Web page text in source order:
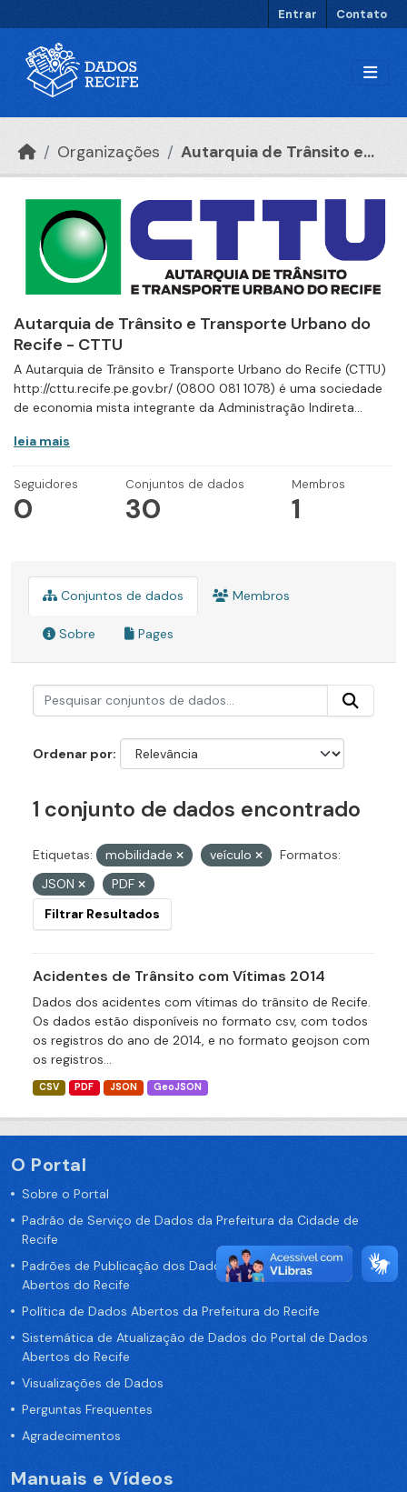
Entrar Contato
Organizações Autarquia de Trânsito e...
Autarquia de Trânsito e Transporte Urbano do
Recife - CTTU
A Autarquia de Trânsito e Transporte Urbano do Recife (CTTU)
http://cttu.recife.pe.gov.br/ (0800 081 1078) é uma sociedade
de economia mista integrante da Administração Indireta...
leia mais
Seguidores
0
Conjuntos de dados
30
Membros
1
Conjuntos de dados Membros
Sobre Pages
Ordenar por
1 conjunto de dados encontrado
Etiquetas: mobilidade veículo
Formatos:
JSON
PDF
Filtrar Resultados
Acidentes de Trânsito com Vítimas 2014
Dados dos acidentes com vítimas do trânsito de Recife.
Os dados estão disponíveis no formato csv, com todos
os registros do ano de 2014, e no formato geojson com
os registros...
CSV PDF JSON GeoJSON
O Portal
Sobre o Portal
Padrão de Serviço de Dados da Prefeitura da Cidade de
Recife
Padrões de Publicação dos Dados no Portal de Dados
Abertos do Recife
Política de Dados Abertos da Prefeitura do Recife
Sistemática de Atualização de Dados do Portal de Dados
Abertos do Recife
Visualizações de Dados
Perguntas Frequentes
Agradecimentos
Manuais e Vídeos